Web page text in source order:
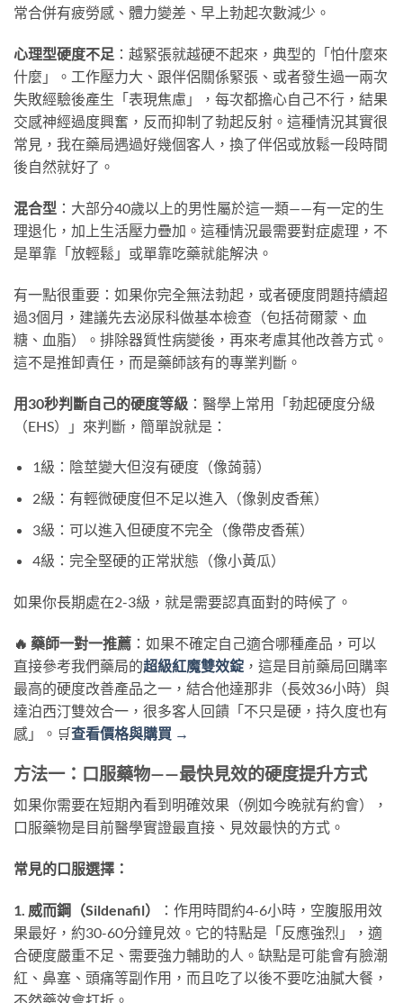
常合併有疲勞感、體力變差、早上勃起次數減少。
心理型硬度不足 ：越緊張就越硬不起來，典型的「怕什麼來
什麼」。工作壓力大、跟伴侶關係緊張、或者發生過一兩次
失敗經驗後產生「表現焦慮」，每次都擔心自己不行，結果
交感神經過度興奮，反而抑制了勃起反射。這種情況其實很
常見，我在藥局遇過好幾個客人，換了伴侶或放鬆一段時間
後自然就好了。
混合型 ：大部分40歲以上的男性屬於這一類——有一定的生
理退化，加上生活壓力疊加。這種情況最需要對症處理，不
是單靠「放輕鬆」或單靠吃藥就能解決。
有一點很重要：如果你完全無法勃起，或者硬度問題持續超
過3個月，建議先去泌尿科做基本檢查（包括荷爾蒙、血
糖、血脂）。排除器質性病變後，再來考慮其他改善方式。
這不是推卸責任，而是藥師該有的專業判斷。
用30秒判斷自己的硬度等級 ：醫學上常用「勃起硬度分級
（EHS）」來判斷，簡單說就是：
1級：陰莖變大但沒有硬度（像蒟蒻）
2級：有輕微硬度但不足以進入（像剝皮香蕉）
3級：可以進入但硬度不完全（像帶皮香蕉）
4級：完全堅硬的正常狀態（像小黃瓜）
如果你長期處在2-3級，就是需要認真面對的時候了。
🔥 藥師一對一推薦 ：如果不確定自己適合哪種產品，可以
直接參考我們藥局的超級紅魔雙效錠 ，這是目前藥局回購率
最高的硬度改善產品之一，結合他達那非（長效36小時）與
達泊西汀雙效合一，很多客人回饋「不只是硬，持久度也有
感」。🛒查看價格與購買 →
方法一：口服藥物——最快見效的硬度提升方式
如果你需要在短期內看到明確效果（例如今晚就有約會），
口服藥物是目前醫學實證最直接、見效最快的方式。
常見的口服選擇：
1. 威而鋼（Sildenafil）
：作用時間約4-6小時，空腹服用效
果最好，約30-60分鐘見效。它的特點是「反應強烈」，適
合硬度嚴重不足、需要強力輔助的人。缺點是可能會有臉潮
紅、鼻塞、頭痛等副作用，而且吃了以後不要吃油膩大餐，